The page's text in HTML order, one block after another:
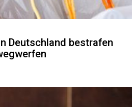
Deutschland bestrafen